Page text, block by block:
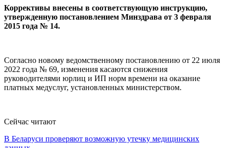
Коррективы внесены в соответствующую инструкцию,
утвержденную постановлением Минздрава от 3 февраля
2015 года № 14.
Согласно новому ведомственному постановлению от 22 июля
2022 года № 69, изменения касаются снижения
руководителями юрлиц и ИП норм времени на оказание
платных медуслуг, установленных министерством.
Сейчас читают
В Беларуси проверяют возможную утечку медицинских